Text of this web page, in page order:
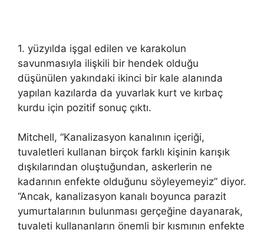
1. yüzyılda işgal edilen ve karakolun
savunmasıyla ilişkili bir hendek olduğu
düşünülen yakındaki ikinci bir kale alanında
yapılan kazılarda da yuvarlak kurt ve kırbaç
kurdu için pozitif sonuç çıktı.
Mitchell, “Kanalizasyon kanalının içeriği,
tuvaletleri kullanan birçok farklı kişinin karışık
dışkılarından oluştuğundan, askerlerin ne
kadarının enfekte olduğunu söyleyemeyiz” diyor.
“Ancak, kanalizasyon kanalı boyunca parazit
yumurtalarının bulunması gerçeğine dayanarak,
tuvaleti kullananların önemli bir kısmının enfekte